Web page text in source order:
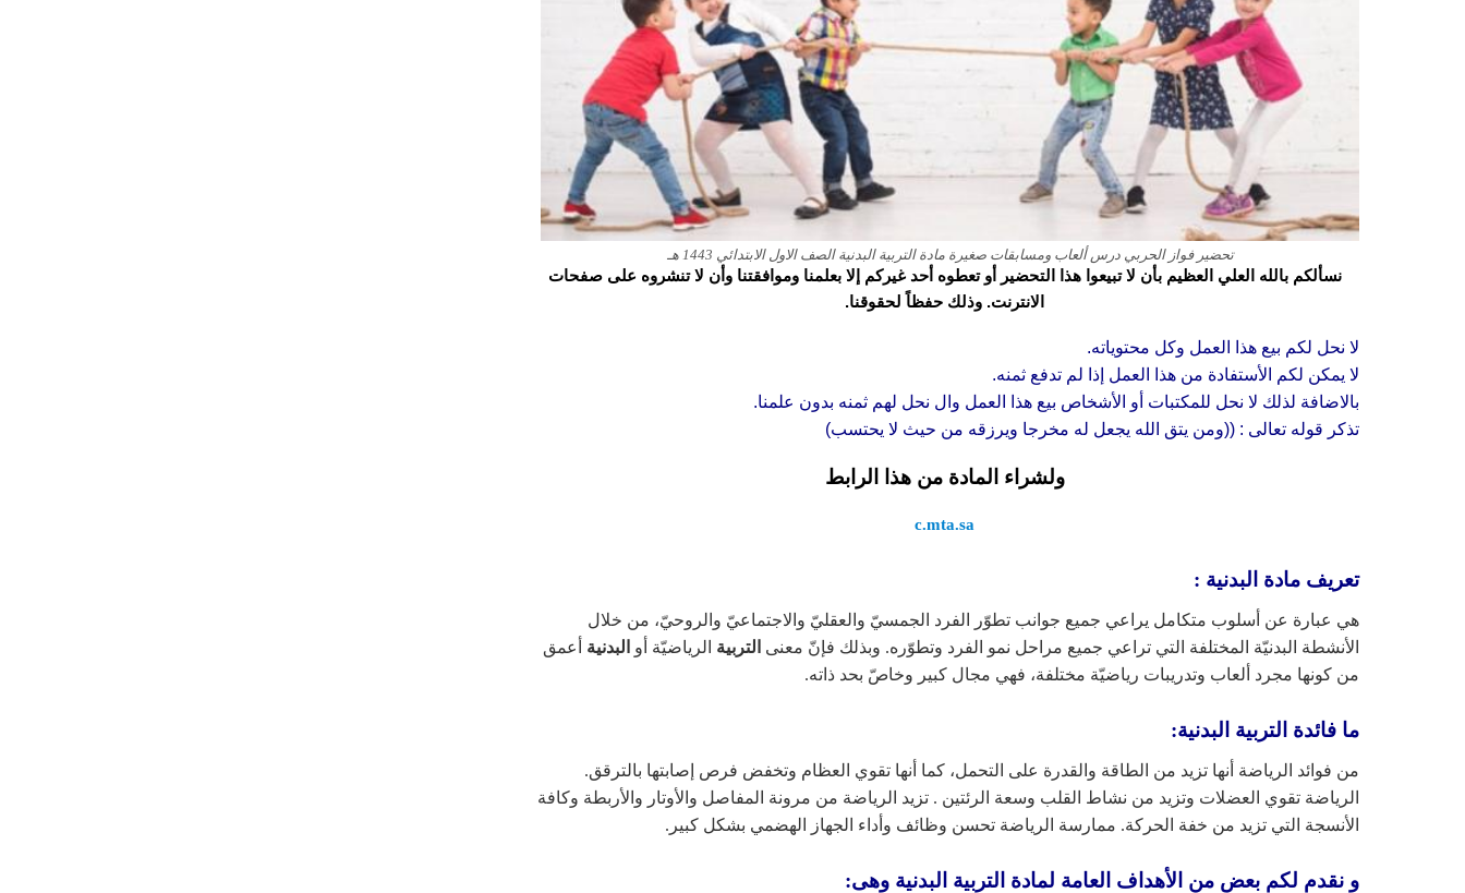
تحضير فواز الحربي درس ألعاب ومسابقات صغيرة مادة التربية البدنية الصف الاول الابتدائي 1443 هـ
نسألكم بالله العلي العظيم بأن لا تبيعوا هذا التحضير أو تعطوه أحد غيركم إلا بعلمنا وموافقتنا وأن لا تنشروه على صفحات
الانترنت. وذلك حفظاً لحقوقنا.
لا نحل لكم بيع هذا العمل وكل محتوياته.
لا يمكن لكم الأستفادة من هذا العمل إذا لم تدفع ثمنه.
بالاضافة لذلك لا نحل للمكتبات أو الأشخاص بيع هذا العمل وال نحل لهم ثمنه بدون علمنا.
تذكر قوله تعالى : ((ومن يتق الله يجعل له مخرجا ويرزقه من حيث لا يحتسب)
ولشراء المادة من هذا الرابط
c.mta.sa
تعريف مادة البدنية :
هي عبارة عن أسلوب متكامل يراعي جميع جوانب تطوّر الفرد الجمسيّ والعقليّ والاجتماعيّ والروحيّ، من خلال
الأنشطة البدنيّة المختلفة التي تراعي جميع مراحل نمو الفرد وتطوّره. وبذلك فإنّ معنى التربية الرياضيّة أو البدنية أعمق
من كونها مجرد ألعاب وتدريبات رياضيّة مختلفة، فهي مجال كبير وخاصّ بحد ذاته.
ما فائدة التربية البدنية:
من فوائد الرياضة أنها تزيد من الطاقة والقدرة على التحمل، كما أنها تقوي العظام وتخفض فرص إصابتها بالترقق.
الرياضة تقوي العضلات وتزيد من نشاط القلب وسعة الرئتين . تزيد الرياضة من مرونة المفاصل والأوتار والأربطة وكافة
الأنسجة التي تزيد من خفة الحركة. ممارسة الرياضة تحسن وظائف وأداء الجهاز الهضمي بشكل كبير.
و نقدم لكم بعض من الأهداف العامة لمادة التربية البدنية وهى: